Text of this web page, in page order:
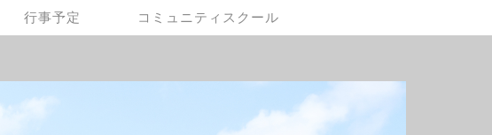
行事予定 コミュニティスクール